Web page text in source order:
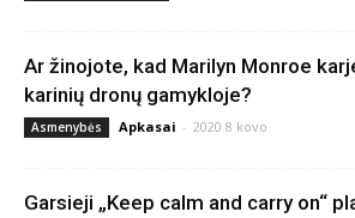
Ar žinojote, kad Marilyn Monroe
karinių dronų gamykloje?
Asmenybės Apkasai - 2020 8 kovo
Garsieji „Keep calm and carry on“